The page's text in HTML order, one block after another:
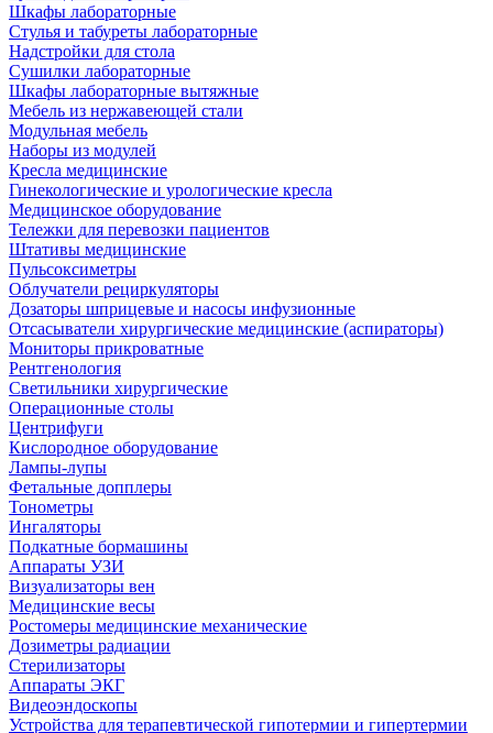
Шкафы лабораторные
Стулья и табуреты лабораторные
Надстройки для стола
Сушилки лабораторные
Шкафы лабораторные вытяжные
Мебель из нержавеющей стали
Модульная мебель
Наборы из модулей
Кресла медицинские
Гинекологические и урологические кресла
Медицинское оборудование
Тележки для перевозки пациентов
Штативы медицинские
Пульсоксиметры
Облучатели рециркуляторы
Дозаторы шприцевые и насосы инфузионные
Отсасыватели хирургические медицинские (аспираторы)
Мониторы прикроватные
Рентгенология
Светильники хирургические
Операционные столы
Центрифуги
Кислородное оборудование
Лампы-лупы
Фетальные допплеры
Тонометры
Ингаляторы
Подкатные бормашины
Аппараты УЗИ
Визуализаторы вен
Медицинские весы
Ростомеры медицинские механические
Дозиметры радиации
Стерилизаторы
Аппараты ЭКГ
Видеоэндоскопы
Устройства для терапевтической гипотермии и гипертермии